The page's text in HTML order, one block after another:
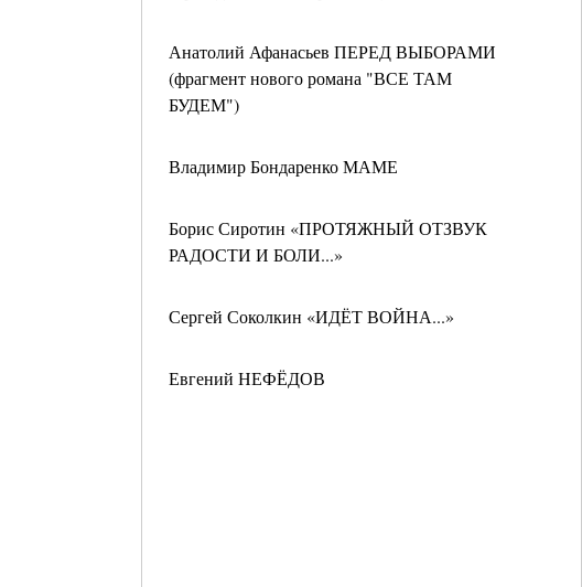
Анатолий Афанасьев ПЕРЕД ВЫБОРАМИ
(фрагмент нового романа "ВСЕ ТАМ
БУДЕМ")
Владимир Бондаренко МАМЕ
Борис Сиротин «ПРОТЯЖНЫЙ ОТЗВУК
РАДОСТИ И БОЛИ...»
Сергей Соколкин «ИДЁТ ВОЙНА...»
Евгений НЕФЁДОВ